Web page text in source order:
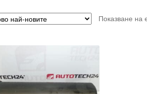
Показване на